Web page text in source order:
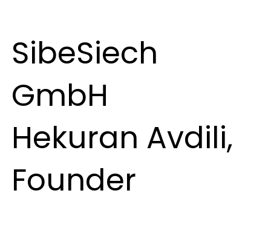
SibeSiech
GmbH
Hekuran Avdili,
Founder